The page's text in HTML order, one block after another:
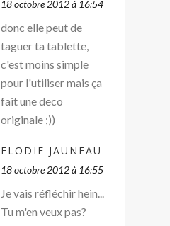
18 octobre 2012 à 16:54
donc elle peut de
taguer ta tablette,
c'est moins simple
pour l'utiliser mais ça
fait une deco
originale ;))
ELODIE JAUNEAU
18 octobre 2012 à 16:55
Je vais réfléchir hein...
Tu m'en veux pas?